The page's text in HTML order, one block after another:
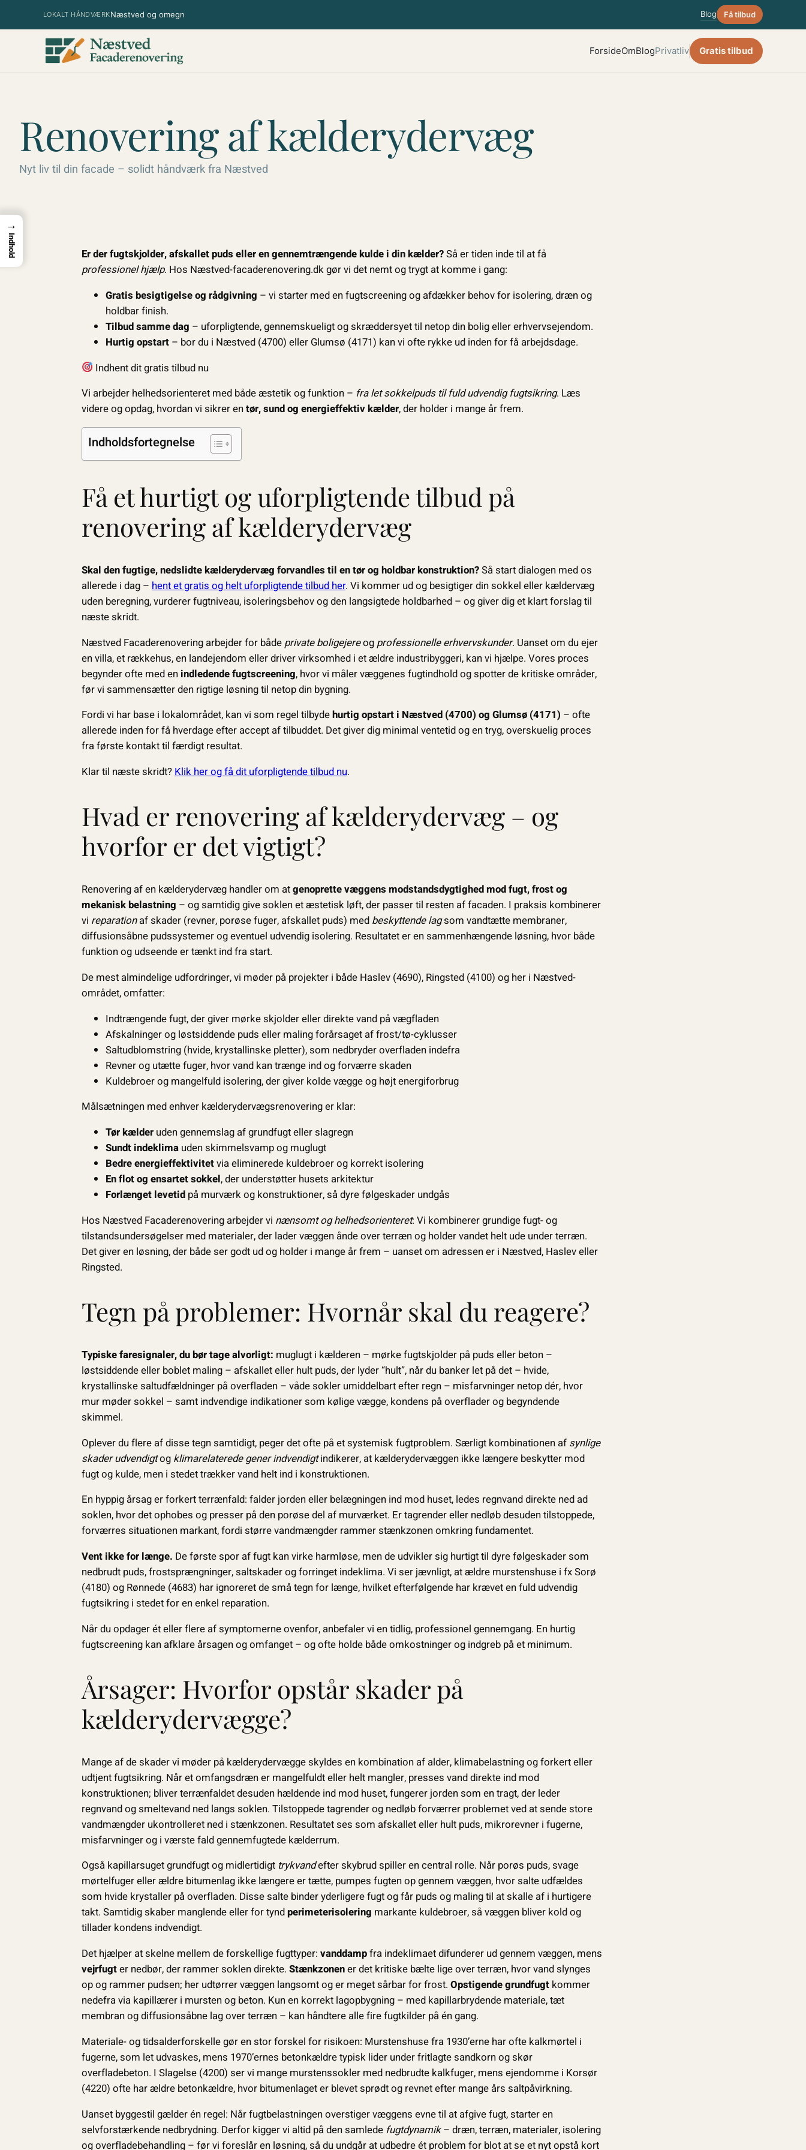
LOKALT HÅNDVÆRKNæstved og omegn Blog Få tilbud
ForsideOmBlogPrivatliv Gratis tilbud
Renovering af kælderydervæg
Nyt liv til din facade – solidt håndværk fra Næstved
Er der fugtskjolder, afskallet puds eller en gennemtrængende kulde i din kælder?Så er tiden inde til at få
professionel hjælp. Hos Næstved-facaderenovering.dk gør vi det nemt og trygt at komme i gang:
Gratis besigtigelse og rådgivning – vi starter med en fugtscreening og afdækker behov for isolering, dræn og
holdbar finish.
Tilbud samme dag – uforpligtende, gennemskueligt og skræddersyet til netop din bolig eller erhvervsejendom.
Hurtig opstart – bor du i Næstved (4700) eller Glumsø (4171) kan vi ofte rykke ud inden for få arbejdsdage.
Indhent dit gratis tilbud nu
Vi arbejder helhedsorienteret med både æstetik og funktion – fra let sokkelpuds til fuld udvendig fugtsikring. Læs
videre og opdag, hvordan vi sikrer entør, sund og energieffektiv kælder, der holder i mange år frem.
Indholdsfortegnelse
Få et hurtigt og uforpligtende tilbud på
renovering af kælderydervæg
Skal den fugtige, nedslidte kælderydervæg forvandles til en tør og holdbar konstruktion?Så start dialogen med os
allerede i dag – hent et gratis og helt uforpligtende tilbud her. Vi kommer ud og besigtiger din sokkel eller kældervæg
uden beregning, vurderer fugtniveau, isoleringsbehov og den langsigtede holdbarhed – og giver dig et klart forslag til
næste skridt.
Næstved Facaderenovering arbejder for både private boligejereog professionelle erhvervskunder. Uanset om du ejer
en villa, et rækkehus, en landejendom eller driver virksomhed i et ældre industribyggeri, kan vi hjælpe. Vores proces
begynder ofte med en indledende fugtscreening, hvor vi måler væggenes fugtindhold og spotter de kritiske områder,
før vi sammensætter den rigtige løsning til netop din bygning.
Fordi vi har base i lokalområdet, kan vi som regel tilbydehurtig opstart i Næstved (4700) og Glumsø (4171) – ofte
allerede inden for få hverdage efter accept af tilbuddet. Det giver dig minimal ventetid og en tryg, overskuelig proces
fra første kontakt til færdigt resultat.
Klar til næste skridt?Klik her og få dit uforpligtende tilbud nu.
Hvad er renovering af kælderydervæg – og
hvorfor er det vigtigt?
Renovering af en kælderydervæg handler om atgenoprette væggens modstandsdygtighed mod fugt, frost og
mekanisk belastning – og samtidig give soklen et æstetisk løft, der passer til resten af facaden. I praksis kombinerer
vi reparationaf skader (revner, porøse fuger, afskallet puds) med beskyttende lagsom vandtætte membraner,
diffusionsåbne pudssystemer og eventuel udvendig isolering. Resultatet er en sammenhængende løsning, hvor både
funktion og udseende er tænkt ind fra start.
De mest almindelige udfordringer, vi møder på projekter i både Haslev (4690), Ringsted (4100) og her i Næstved-
området, omfatter:
Indtrængende fugt, der giver mørke skjolder eller direkte vand på vægfladen
Afskalninger og løstsiddende puds eller maling forårsaget af frost/tø-cyklusser
Saltudblomstring (hvide, krystallinske pletter), som nedbryder overfladen indefra
Revner og utætte fuger, hvor vand kan trænge ind og forværre skaden
Kuldebroer og mangelfuld isolering, der giver kolde vægge og højt energiforbrug
Målsætningen med enhver kælderydervægs­renovering er klar:
Tør kælder uden gennemslag af grundfugt eller slagregn
Sundt indeklima uden skimmelsvamp og muglugt
Bedre energieffektivitetvia eliminerede kuldebroer og korrekt isolering
En flot og ensartet sokkel, der understøtter husets arkitektur
Forlænget levetid på murværk og konstruktioner, så dyre følgeskader undgås
Hos Næstved Facaderenovering arbejder vi nænsomt og helhedsorienteret: Vi kombinerer grundige fugt- og
tilstandsundersøgelser med materialer, der lader væggen ånde over terræn og holder vandet helt ude under terræn.
Det giver en løsning, der både ser godt ud og holder i mange år frem – uanset om adressen er i Næstved, Haslev eller
Ringsted.
Tegn på problemer: Hvornår skal du reagere?
Typiske faresignaler, du bør tage alvorligt: muglugt i kælderen – mørke fugtskjolder på puds eller beton –
løstsiddende eller boblet maling – afskallet eller hult puds, der lyder “hult”, når du banker let på det – hvide,
krystallinske saltudfældninger på overfladen – våde sokler umiddelbart efter regn – misfarvninger netop dér, hvor
mur møder sokkel – samt indvendige indikationer som kølige vægge, kondens på overflader og begyndende
skimmel.
Oplever du flere af disse tegn samtidigt, peger det ofte på et systemisk fugtproblem. Særligt kombinationen af synlige
skader udvendigtog klima­relaterede gener indvendigtindikerer, at kælderydervæggen ikke længere beskytter mod
fugt og kulde, men i stedet trækker vand helt ind i konstruktionen.
En hyppig årsag er forkert terrænfald: falder jorden eller belægningen ind mod huset, ledes regnvand direkte ned ad
soklen, hvor det ophobes og presser på den porøse del af murværket. Er tagrender eller nedløb desuden tilstoppede,
forværres situationen markant, fordi større vandmængder rammer stænkzonen omkring fundamentet.
Vent ikke for længe. De første spor af fugt kan virke harmløse, men de udvikler sig hurtigt til dyre følgeskader som
nedbrudt puds, frostsprængninger, saltskader og forringet indeklima. Vi ser jævnligt, at ældre murstenshuse i fx Sorø
(4180) og Rønnede (4683) har ignoreret de små tegn for længe, hvilket efterfølgende har krævet en fuld udvendig
fugtsikring i stedet for en enkel reparation.
Når du opdager ét eller flere af symptomerne ovenfor, anbefaler vi en tidlig, professionel gennemgang. En hurtig
fugtscreening kan afklare årsagen og omfanget – og ofte holde både omkostninger og indgreb på et minimum.
Årsager: Hvorfor opstår skader på
kælderydervægge?
Mange af de skader vi møder på kælderydervægge skyldes en kombination af alder, klimabelastning og forkert eller
udtjent fugtsikring. Når et omfangsdræn er mangelfuldt eller helt mangler, presses vand direkte ind mod
konstruktionen; bliver terrænfaldet desuden hældende ind mod huset, fungerer jorden som en tragt, der leder
regnvand og smeltevand ned langs soklen. Tilstoppede tagrender og nedløb forværrer problemet ved at sende store
vandmængder ukontrolleret ned i stænkzonen. Resultatet ses som afskallet eller hult puds, mikrorevner i fugerne,
misfarvninger og i værste fald gennemfugtede kælderrum.
Også kapillarsuget grundfugt og midlertidigt trykvandefter skybrud spiller en central rolle. Når porøs puds, svage
mørtelfuger eller ældre bitumenlag ikke længere er tætte, pumpes fugten op gennem væggen, hvor salte udfældes
som hvide krystaller på overfladen. Disse salte binder yderligere fugt og får puds og maling til at skalle af i hurtigere
takt. Samtidig skaber manglende eller for tyndperimeterisolering markante kuldebroer, så væggen bliver kold og
tillader kondens indvendigt.
Det hjælper at skelne mellem de forskellige fugttyper: vanddampfra indeklimaet difunderer ud gennem væggen, mens
vejrfugter nedbør, der rammer soklen direkte. Stænkzonener det kritiske bælte lige over terræn, hvor vand slynges
op og rammer pudsen; her udtørrer væggen langsomt og er meget sårbar for frost. Opstigende grundfugt kommer
nedefra via kapillærer i mursten og beton. Kun en korrekt lagopbygning – med kapillarbrydende materiale, tæt
membran og diffusionsåbne lag over terræn – kan håndtere alle fire fugtkilder på én gang.
Materiale- og tidsalderforskelle gør en stor forskel for risikoen: Murstenshuse fra 1930’erne har ofte kalkmørtel i
fugerne, som let udvaskes, mens 1970’ernes betonkældre typisk lider under fritlagte sandkorn og skør
overfladebeton. I Slagelse (4200) ser vi mange murstenssokler med nedbrudte kalkfuger, mens ejendomme i Korsør
(4220) ofte har ældre betonkældre, hvor bitumenlaget er blevet sprødt og revnet efter mange års saltpåvirkning.
Uanset byggestil gælder én regel: Når fugtbelastningen overstiger væggens evne til at afgive fugt, starter en
selvforstærkende nedbrydning. Derfor kigger vi altid på den samlede fugtdynamik– dræn, terræn, materialer, isolering
og overfladebehandling – før vi foreslår en løsning, så du undgår at udbedre ét problem for blot at se et nyt opstå kort
→
Indhold